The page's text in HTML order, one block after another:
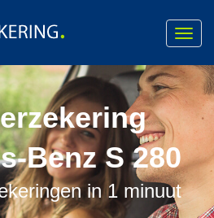
Benz S 280
in 1 minuut